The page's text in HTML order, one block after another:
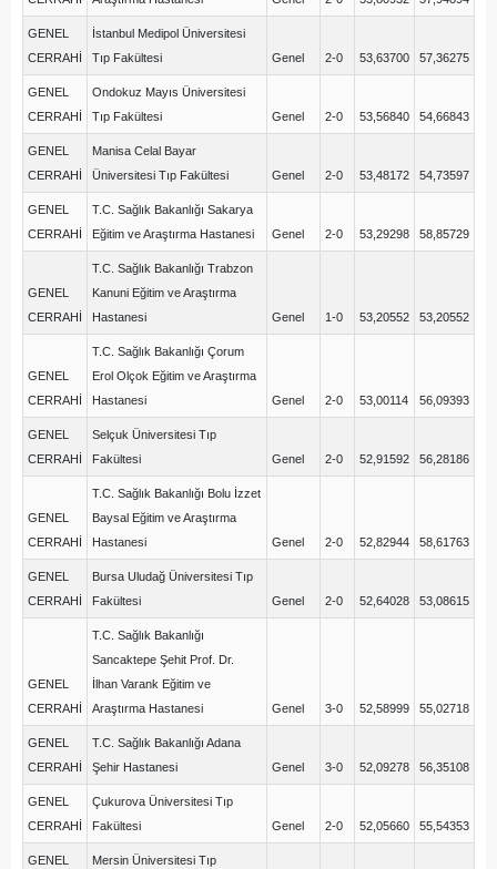
GENEL
CERRAHİ
İstanbul Medipol Üniversitesi
Tıp Fakültesi
Genel 2-0 53,63700 57,36275
GENEL
CERRAHİ
Ondokuz Mayıs Üniversitesi
Tıp Fakültesi
Genel 2-0 53,56840 54,66843
GENEL
CERRAHİ
Manisa Celal Bayar
Üniversitesi Tıp Fakültesi
Genel 2-0 53,48172 54,73597
GENEL
CERRAHİ
T.C. Sağlık Bakanlığı Sakarya
Eğitim ve Araştırma Hastanesi
Genel 2-0 53,29298 58,85729
GENEL
CERRAHİ
T.C. Sağlık Bakanlığı Trabzon
Kanuni Eğitim ve Araştırma
Hastanesi
Genel 1-0 53,20552 53,20552
GENEL
CERRAHİ
T.C. Sağlık Bakanlığı Çorum
Erol Olçok Eğitim ve Araştırma
Hastanesi
Genel 2-0 53,00114 56,09393
GENEL
CERRAHİ
Selçuk Üniversitesi Tıp
Fakültesi
Genel 2-0 52,91592 56,28186
GENEL
CERRAHİ
T.C. Sağlık Bakanlığı Bolu İzzet
Baysal Eğitim ve Araştırma
Hastanesi
Genel 2-0 52,82944 58,61763
GENEL
CERRAHİ
Bursa Uludağ Üniversitesi Tıp
Fakültesi
Genel 2-0 52,64028 53,08615
GENEL
CERRAHİ
T.C. Sağlık Bakanlığı
Sancaktepe Şehit Prof. Dr.
İlhan Varank Eğitim ve
Araştırma Hastanesi
Genel 3-0 52,58999 55,02718
GENEL
CERRAHİ
T.C. Sağlık Bakanlığı Adana
Şehir Hastanesi
Genel 3-0 52,09278 56,35108
GENEL
CERRAHİ
Çukurova Üniversitesi Tıp
Fakültesi
Genel 2-0 52,05660 55,54353
GENEL
Mersin Üniversitesi Tıp